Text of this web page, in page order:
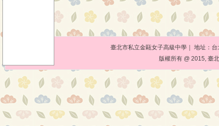
臺北市私立金甌女子高級中學｜ 地址：
版權所有 @ 2015, 臺